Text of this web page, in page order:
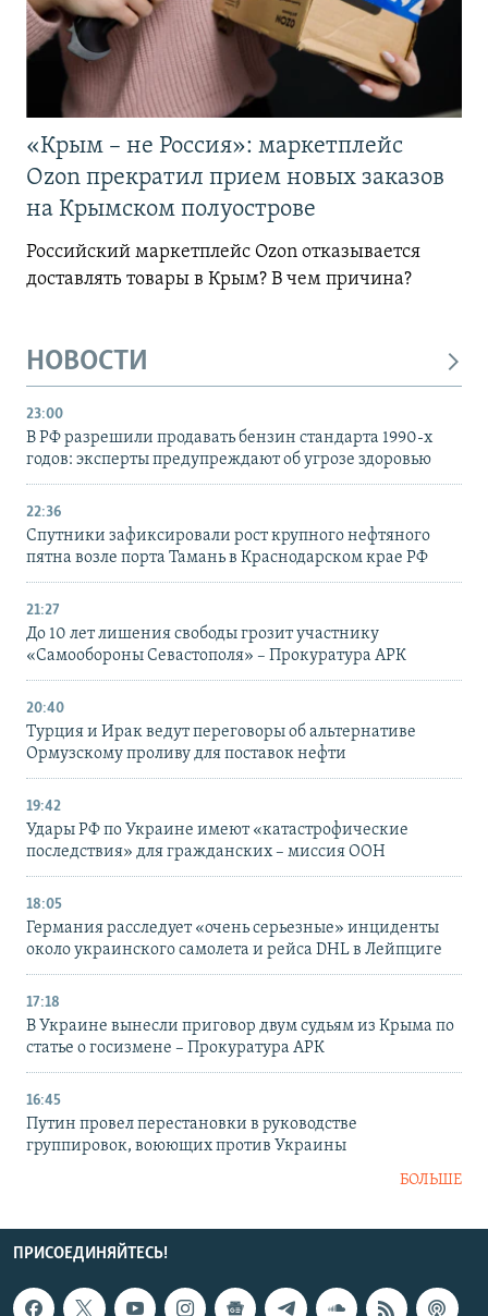
«Крым – не Россия»: маркетплейс
Ozon прекратил прием новых заказов
на Крымском полуострове
Российский маркетплейс Ozon отказывается
доставлять товары в Крым? В чем причина?
НОВОСТИ
23:00
В РФ разрешили продавать бензин стандарта 1990-х
годов: эксперты предупреждают об угрозе здоровью
22:36
Спутники зафиксировали рост крупного нефтяного
пятна возле порта Тамань в Краснодарском крае РФ
21:27
До 10 лет лишения свободы грозит участнику
«Самообороны Севастополя» – Прокуратура АРК
20:40
Турция и Ирак ведут переговоры об альтернативе
Ормузскому проливу для поставок нефти
19:42
Удары РФ по Украине имеют «катастрофические
последствия» для гражданских – миссия ООН
18:05
Германия расследует «очень серьезные» инциденты
около украинского самолета и рейса DHL в Лейпциге
17:18
В Украине вынесли приговор двум судьям из Крыма по
статье о госизмене – Прокуратура АРК
16:45
Путин провел перестановки в руководстве
группировок, воюющих против Украины
БОЛЬШЕ
ПРИСОЕДИНЯЙТЕСЬ!